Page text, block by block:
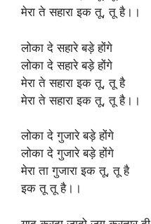
मेरा ते सहारा इक तू, तू है।।
लोका दे सहारे बड़े होंगे
लोका दे सहारे बड़े होंगे
मेरा ते सहारा इक तू, तू है
मेरा ते सहारा इक तू, तू है।।
लोका दे गुजारे बड़े होंगे
लोका दे गुजारे बड़े होंगे
मेरा ता गुजारा इक तू, तू है
इक तू तू है।।